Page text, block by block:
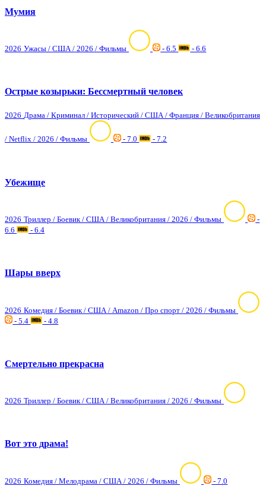
Мумия
2026 Ужасы / США / 2026 / Фильмы - 6.5 - 6.6
Острые козырьки: Бессмертный человек
2026 Драма / Криминал / Исторический / США / Франция / Великобритания
/ Netflix / 2026 / Фильмы - 7.0 - 7.2
Убежище
2026 Триллер / Боевик / США / Великобритания / 2026 / Фильмы
-
6.6
- 6.4
Шары вверх
2026 Комедия / Боевик / США / Amazon / Про спорт / 2026 / Фильмы
- 5.4
- 4.8
Смертельно прекрасна
2026 Триллер / Боевик / США / Великобритания / 2026 / Фильмы
Вот это драма!
2026 Комедия / Мелодрама / США / 2026 / Фильмы - 7.0